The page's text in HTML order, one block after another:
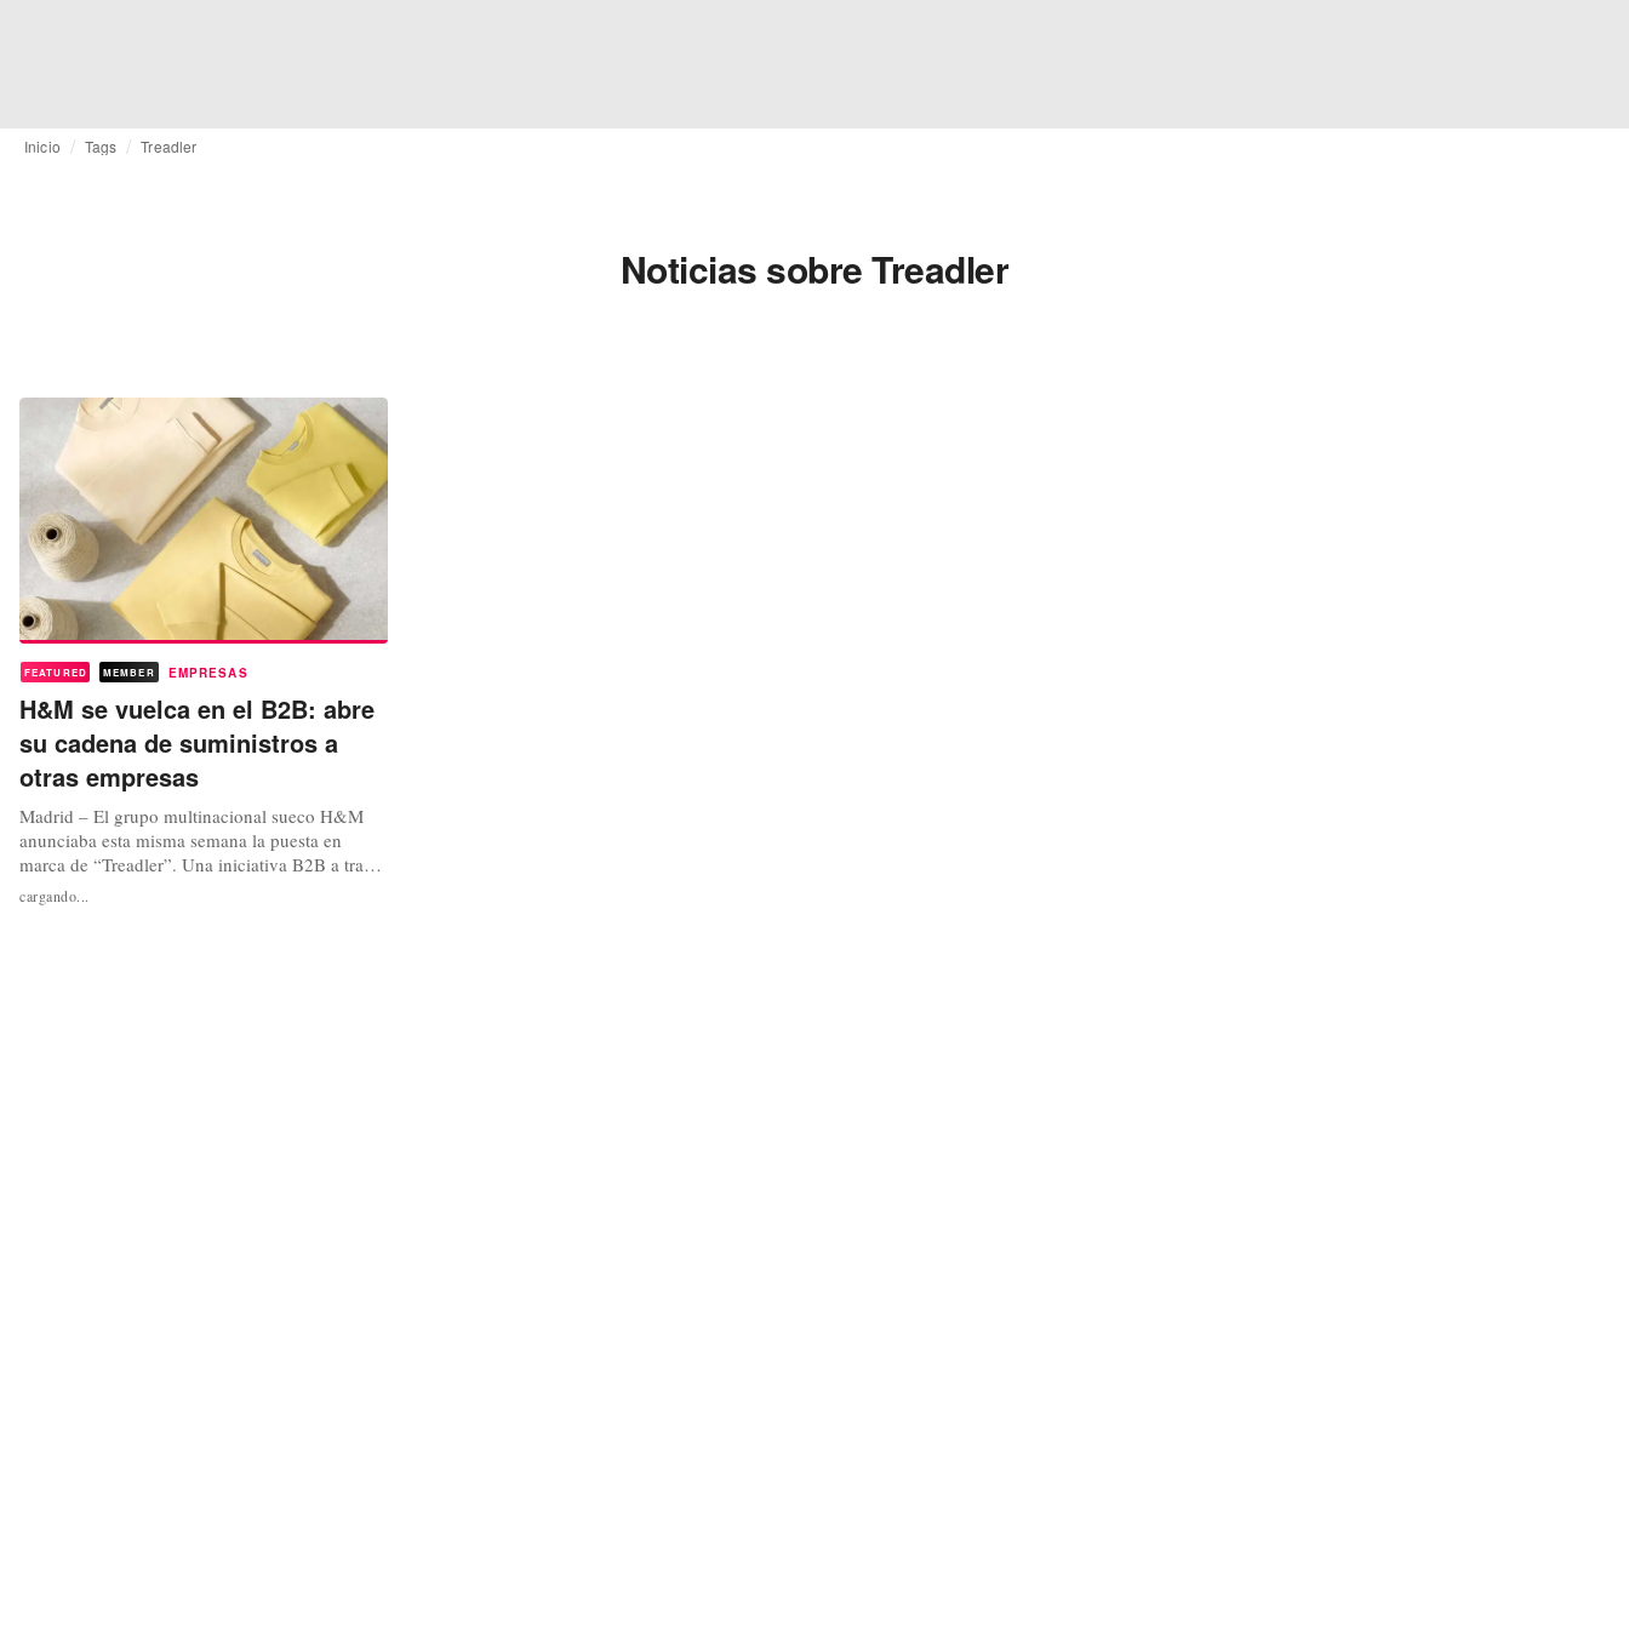
Inicio Tags Treadler
Noticias sobre Treadler
FEATURED MEMBER EMPRESAS
H&M se vuelca en el B2B: abre
su cadena de suministros a
otras empresas
Madrid – El grupo multinacional sueco H&M
anunciaba esta misma semana la puesta en
marca de “Treadler”. Una iniciativa B2B a través
de la que dará acceso a otras empresas a su
cadena de suministro global. Una oportunidad,
cargando...